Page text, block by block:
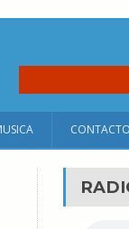
CONTACTO